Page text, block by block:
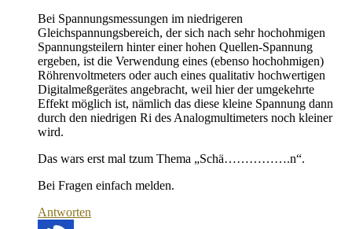
Bei Spannungsmessungen im niedrigeren
Gleichspannungsbereich, der sich nach sehr hochohmigen
Spannungsteilern hinter einer hohen Quellen-Spannung
ergeben, ist die Verwendung eines (ebenso hochohmigen)
Röhrenvoltmeters oder auch eines qualitativ hochwertigen
Digitalmeßgerätes angebracht, weil hier der umgekehrte
Effekt möglich ist, nämlich das diese kleine Spannung dann
durch den niedrigen Ri des Analogmultimeters noch kleiner
wird.
Das wars erst mal tzum Thema „Schä…………….n“.
Bei Fragen einfach melden.
Antworten